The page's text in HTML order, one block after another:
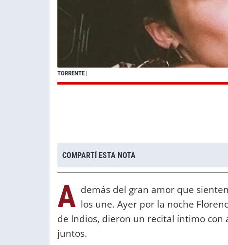
TORRENTE |
COMPARTÍ ESTA NOTA
A demás del gran amor que
los une. Ayer por la noche
de Indios, dieron un recital íntimo con
juntos.